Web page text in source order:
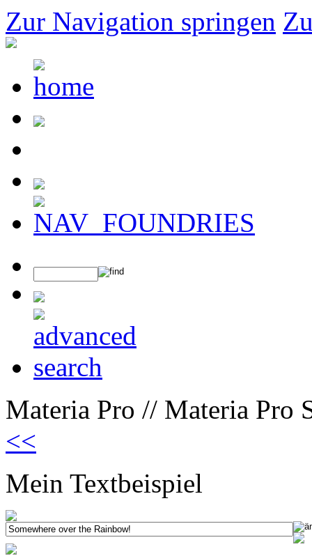
Zur Navigation springen
Materia Pro // Materia Pro
<<
Mein Textbeispiel